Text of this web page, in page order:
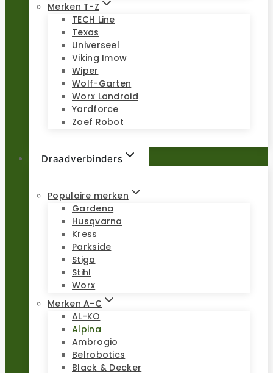
Merken T-Z
TECH Line
Texas
Universeel
Viking Imow
Wiper
Wolf-Garten
Worx Landroid
Yardforce
Zoef Robot
Draadverbinders
Populaire merken
Gardena
Husqvarna
Kress
Parkside
Stiga
Stihl
Worx
Merken A-C
AL-KO
Alpina
Ambrogio
Belrobotics
Black & Decker